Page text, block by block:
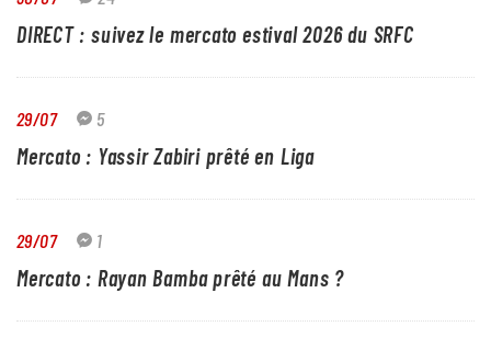
DIRECT : suivez le mercato estival 2026 du SRFC
29/07 5
Mercato : Yassir Zabiri prêté en Liga
29/07 1
Mercato : Rayan Bamba prêté au Mans ?